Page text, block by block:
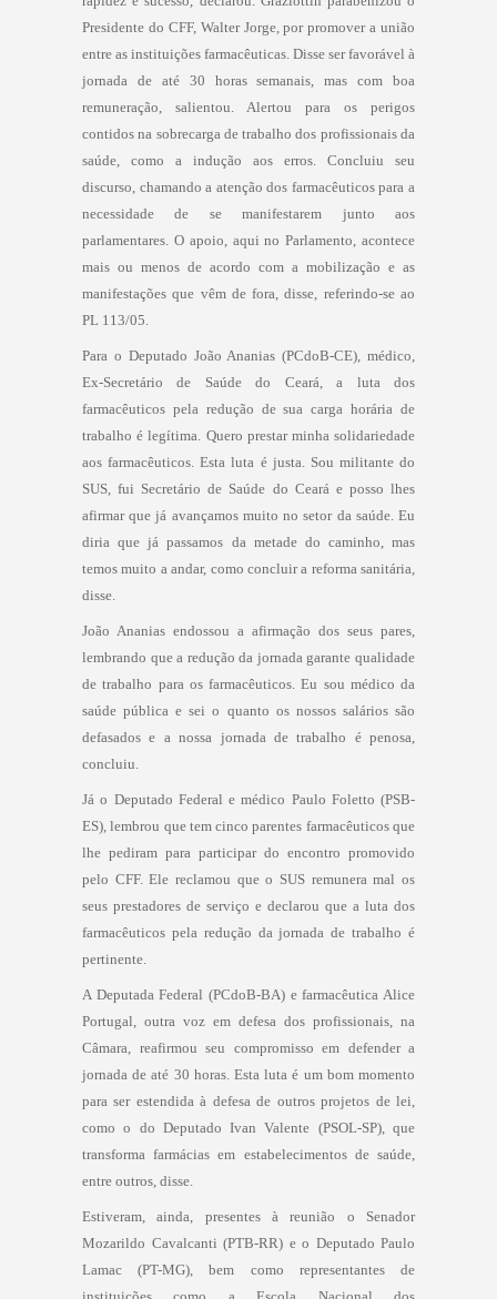
Presidente do CFF, Walter Jorge, por promover a união
entre as instituições farmacêuticas. Disse ser favorável à
jornada de até 30 horas semanais, mas com boa
remuneração, salientou. Alertou para os perigos
contidos na sobrecarga de trabalho dos profissionais da
saúde, como a indução aos erros. Concluiu seu
discurso, chamando a atenção dos farmacêuticos para a
necessidade de se manifestarem junto aos
parlamentares. O apoio, aqui no Parlamento, acontece
mais ou menos de acordo com a mobilização e as
manifestações que vêm de fora, disse, referindo-se ao
PL 113/05.
Para o Deputado João Ananias (PCdoB-CE), médico,
Ex-Secretário de Saúde do Ceará, a luta dos
farmacêuticos pela redução de sua carga horária de
trabalho é legítima. Quero prestar minha solidariedade
aos farmacêuticos. Esta luta é justa. Sou militante do
SUS, fui Secretário de Saúde do Ceará e posso lhes
afirmar que já avançamos muito no setor da saúde. Eu
diria que já passamos da metade do caminho, mas
temos muito a andar, como concluir a reforma sanitária,
disse.
João Ananias endossou a afirmação dos seus pares,
lembrando que a redução da jornada garante qualidade
de trabalho para os farmacêuticos. Eu sou médico da
saúde pública e sei o quanto os nossos salários são
defasados e a nossa jornada de trabalho é penosa,
concluiu.
Já o Deputado Federal e médico Paulo Foletto (PSB-
ES), lembrou que tem cinco parentes farmacêuticos que
lhe pediram para participar do encontro promovido
pelo CFF. Ele reclamou que o SUS remunera mal os
seus prestadores de serviço e declarou que a luta dos
farmacêuticos pela redução da jornada de trabalho é
pertinente.
A Deputada Federal (PCdoB-BA) e farmacêutica Alice
Portugal, outra voz em defesa dos profissionais, na
Câmara, reafirmou seu compromisso em defender a
jornada de até 30 horas. Esta luta é um bom momento
para ser estendida à defesa de outros projetos de lei,
como o do Deputado Ivan Valente (PSOL-SP), que
transforma farmácias em estabelecimentos de saúde,
entre outros, disse.
Estiveram, ainda, presentes à reunião o Senador
Mozarildo Cavalcanti (PTB-RR) e o Deputado Paulo
Lamac (PT-MG), bem como representantes de